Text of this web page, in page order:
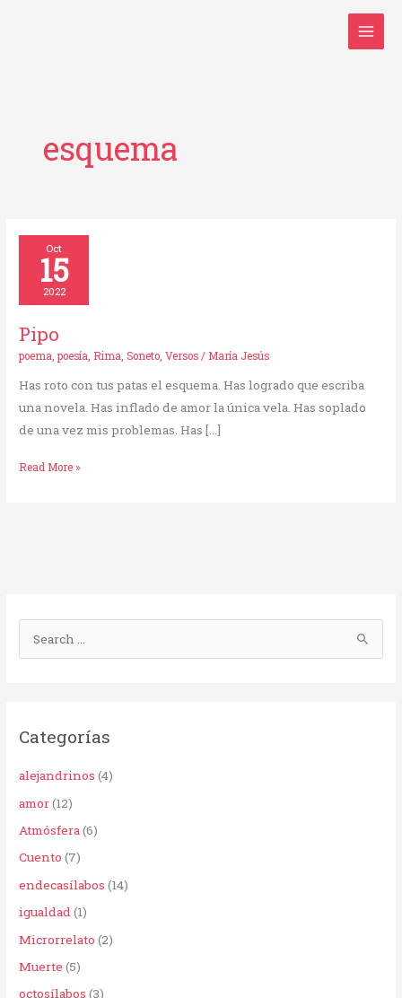
esquema
Oct
15
2022
Pipo
poema,poesía, Rima,Soneto,Versos / María Jesús
Has roto con tus patas el esquema. Has logrado que escriba
una novela. Has inflado de amor la única vela. Has soplado
de una vez mis problemas. Has […]
Read More »
a
o
r
:
Categorías
alejandrinos (4)
amor(12)
Atmósfera(6)
Cuento (7)
endecasílabos (14)
igualdad(1)
Microrrelato (2)
Muerte (5)
octosílabos (3)